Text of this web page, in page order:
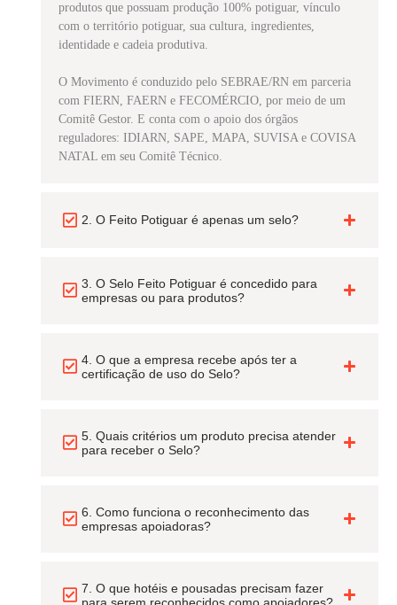
produtos que possuam produção 100% potiguar, vínculo
com o território potiguar, sua cultura, ingredientes,
identidade e cadeia produtiva.
O Movimento é conduzido pelo SEBRAE/RN em parceria
com FIERN, FAERN e FECOMÉRCIO, por meio de um
Comitê Gestor. E conta com o apoio dos órgãos
reguladores: IDIARN, SAPE, MAPA, SUVISA e COVISA
NATAL em seu Comitê Técnico.
2. O Feito Potiguar é apenas um selo?
3. O Selo Feito Potiguar é concedido para
empresas ou para produtos?
4. O que a empresa recebe após ter a
certificação de uso do Selo?
5. Quais critérios um produto precisa atender
para receber o Selo?
6. Como funciona o reconhecimento das
empresas apoiadoras?
7. O que hotéis e pousadas precisam fazer
para serem reconhecidos como apoiadores?